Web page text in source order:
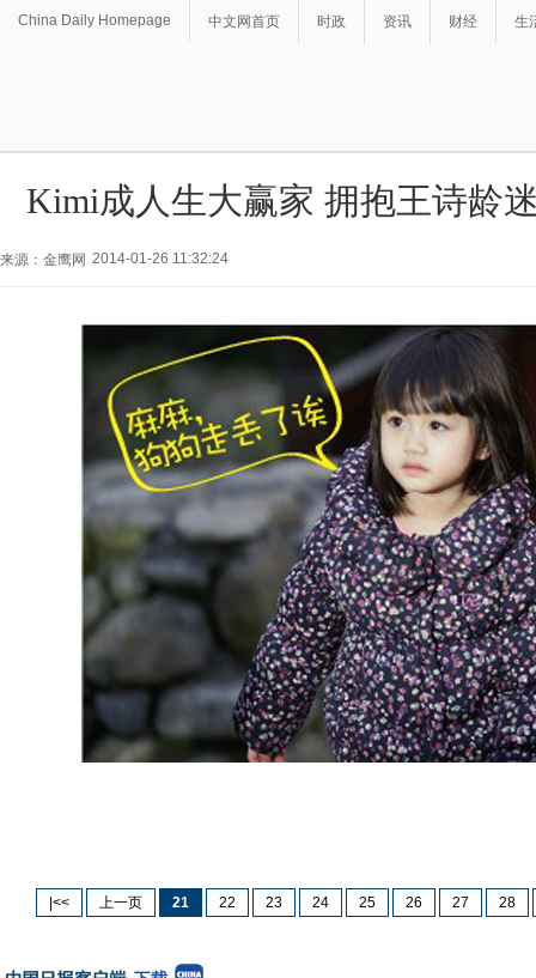
China Daily Homepage 中文网首页 时政 资讯 财经 生
Kimi成人生大赢家 拥抱王诗龄
来源：金鹰网 2014-01-26 11:32:24
|<< 上一页 21 22 23 24 25 26 27 28